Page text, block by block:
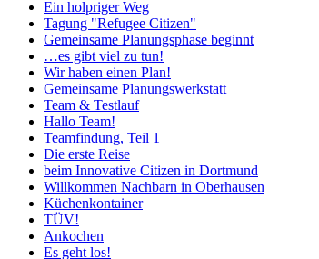
Ein holpriger Weg
Tagung "Refugee Citizen"
Gemeinsame Planungsphase beginnt
…es gibt viel zu tun!
Wir haben einen Plan!
Gemeinsame Planungswerkstatt
Team & Testlauf
Hallo Team!
Teamfindung, Teil 1
Die erste Reise
beim Innovative Citizen in Dortmund
Willkommen Nachbarn in Oberhausen
Küchenkontainer
TÜV!
Ankochen
Es geht los!